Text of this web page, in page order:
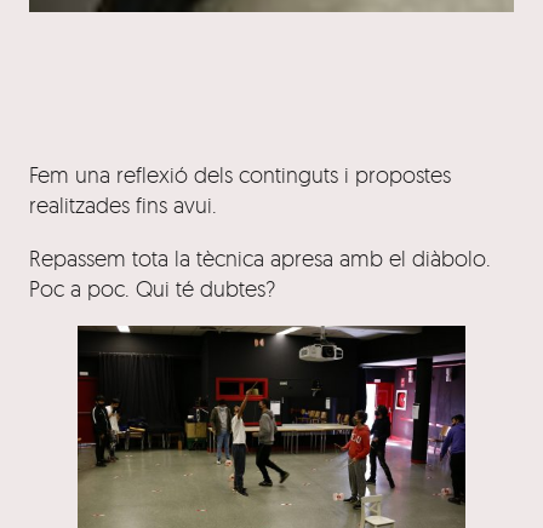
Fem una reflexió dels continguts i propostes
realitzades fins avui.
Repassem tota la tècnica apresa amb el diàbolo.
Poc a poc. Qui té dubtes?